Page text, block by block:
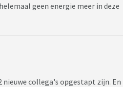
geen energie meer in deze
collega's opgestapt zijn. En